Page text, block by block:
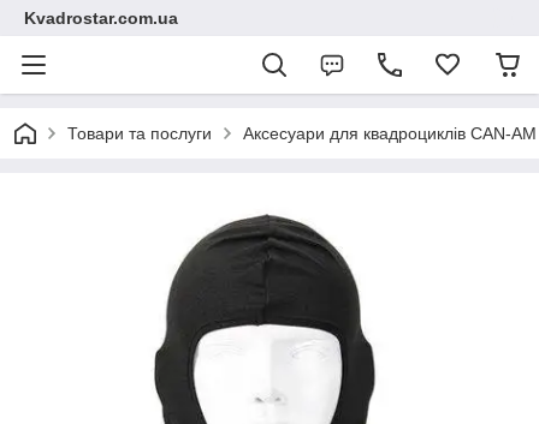
Kvadrostar.com.ua
Товари та послуги Аксесуари для квадроциклів CAN-